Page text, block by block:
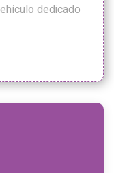
dedicado